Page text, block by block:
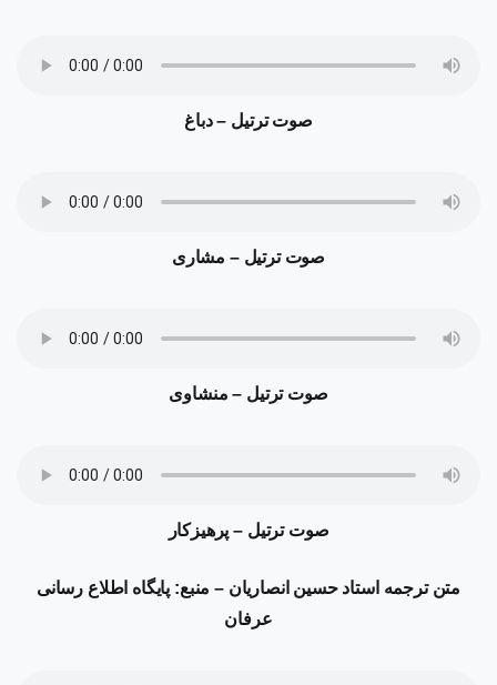
صوت ترتیل – دباغ
صوت ترتیل – مشاری
صوت ترتیل – منشاوی
صوت ترتیل – پرهیزکار
متن ترجمه استاد حسین انصاریان – منبع: پایگاه اطلاع رسانی
عرفان